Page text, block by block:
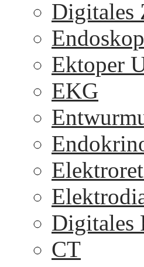
Digitales
Ektoper
EKG
Digitales
CT